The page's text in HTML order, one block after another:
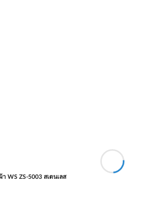
WS ZS-5003 สเตนเลส